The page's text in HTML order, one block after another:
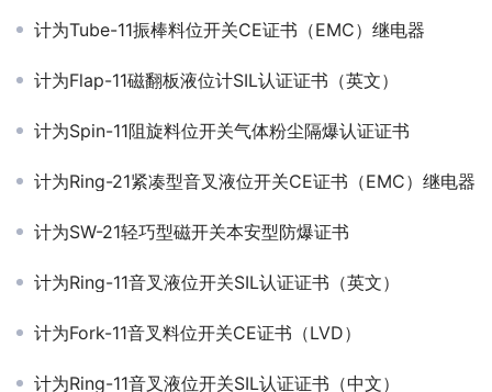
计为Tube-11振棒料位开关CE证书（EMC）继电器
计为Flap-11磁翻板液位计SIL认证证书（英文）
计为Spin-11阻旋料位开关气体粉尘隔爆认证证书
计为Ring-21紧凑型音叉液位开关CE证书（EMC）继电器
计为SW-21轻巧型磁开关本安型防爆证书
计为Ring-11音叉液位开关SIL认证证书（英文）
计为Fork-11音叉料位开关CE证书（LVD）
计为Ring-11音叉液位开关SIL认证证书（中文）